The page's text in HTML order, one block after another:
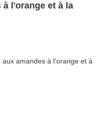
à l'orange et à la